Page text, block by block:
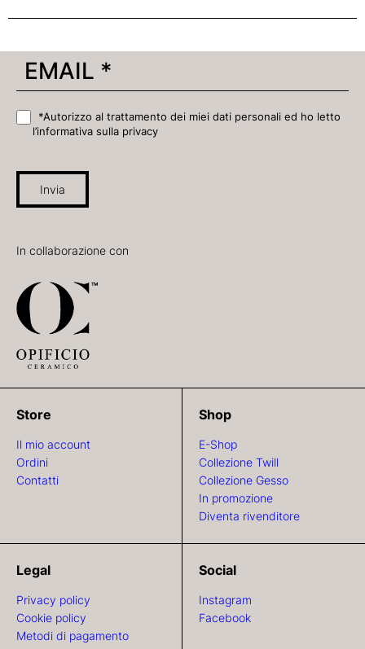
*Autorizzo al trattamento dei miei dati personali ed ho letto
l’informativa sulla privacy
Invia
In collaborazione con
Store
Il mio account
Ordini
Contatti
Shop
E-Shop
Collezione Twill
Collezione Gesso
In promozione
Diventa rivenditore
Legal
Privacy policy
Cookie policy
Metodi di pagamento
Social
Instagram
Facebook